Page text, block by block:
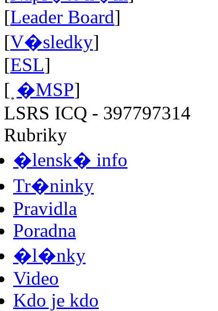
[Leader Board]
[V�sledky]
[ESL]
[ �MSP]
LSRS ICQ - 397797314
Rubriky
�lensk� info
Tr�ninky
Pravidla
Poradna
�l�nky
Video
Kdo je kdo